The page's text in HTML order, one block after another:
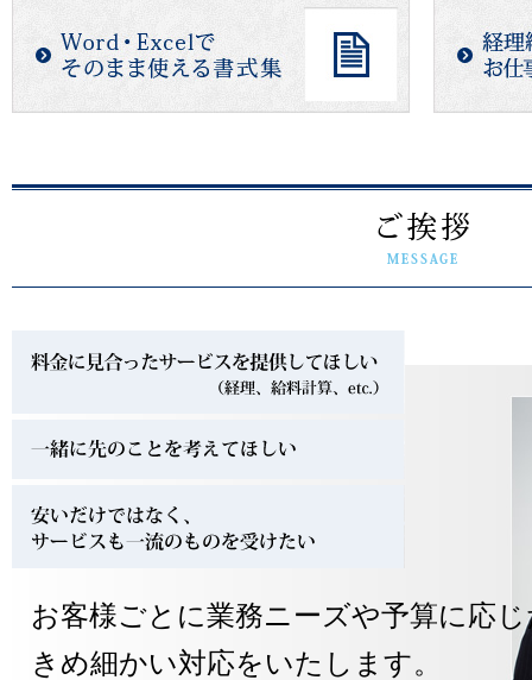
お客様ごとに業務ニーズや予算に応
きめ細かい対応をいたします。